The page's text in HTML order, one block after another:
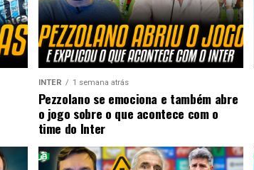
INTER 1 semana atrás
Pezzolano se emociona e também abre
o jogo sobre o que acontece com o
time do Inter